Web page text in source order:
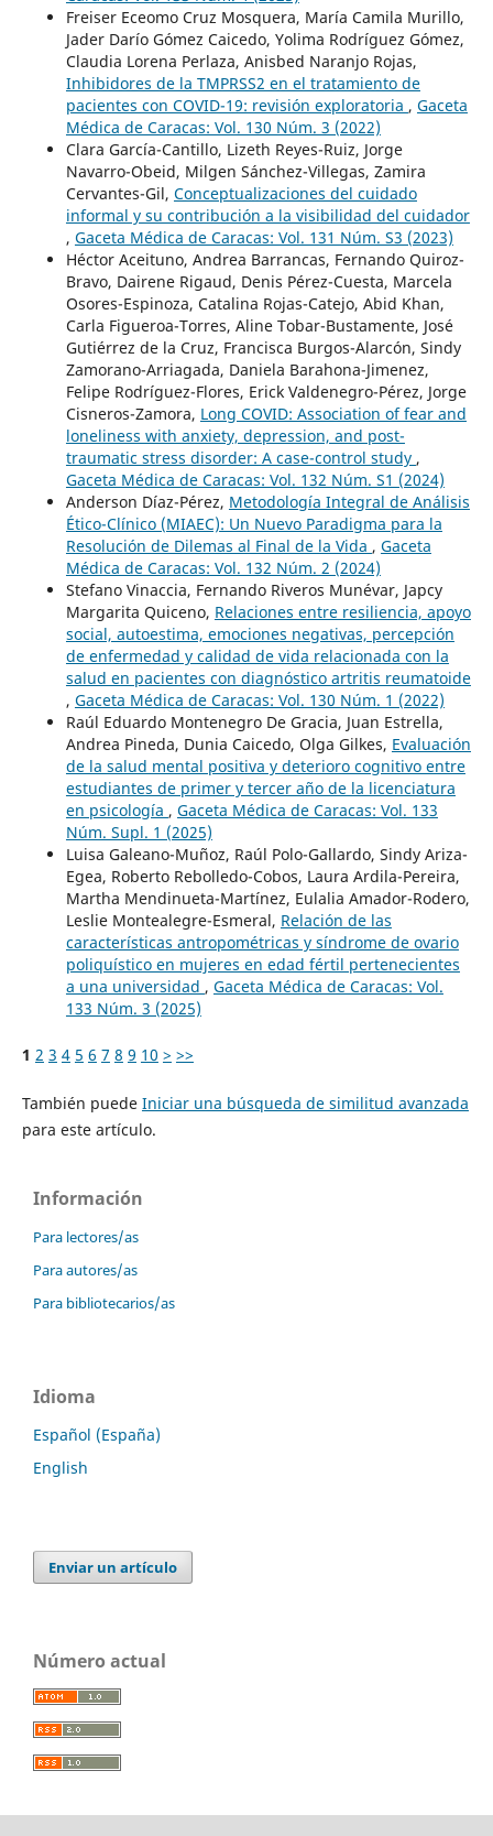
Freiser Eceomo Cruz Mosquera, María Camila Murillo,
Jader Darío Gómez Caicedo, Yolima Rodríguez Gómez,
Claudia Lorena Perlaza, Anisbed Naranjo Rojas,
Inhibidores de la TMPRSS2 en el tratamiento de
pacientes con COVID-19: revisión exploratoria , Gaceta
Médica de Caracas: Vol. 130 Núm. 3 (2022)
Clara García-Cantillo, Lizeth Reyes-Ruiz, Jorge
Navarro-Obeid, Milgen Sánchez-Villegas, Zamira
Cervantes-Gil, Conceptualizaciones del cuidado
informal y su contribución a la visibilidad del cuidador
, Gaceta Médica de Caracas: Vol. 131 Núm. S3 (2023)
Héctor Aceituno, Andrea Barrancas, Fernando Quiroz-
Bravo, Dairene Rigaud, Denis Pérez-Cuesta, Marcela
Osores-Espinoza, Catalina Rojas-Catejo, Abid Khan,
Carla Figueroa-Torres, Aline Tobar-Bustamente, José
Gutiérrez de la Cruz, Francisca Burgos-Alarcón, Sindy
Zamorano-Arriagada, Daniela Barahona-Jimenez,
Felipe Rodríguez-Flores, Erick Valdenegro-Pérez, Jorge
Cisneros-Zamora, Long COVID: Association of fear and
loneliness with anxiety, depression, and post-
traumatic stress disorder: A case-control study ,
Gaceta Médica de Caracas: Vol. 132 Núm. S1 (2024)
Anderson Díaz-Pérez, Metodología Integral de Análisis
Ético-Clínico (MIAEC): Un Nuevo Paradigma para la
Resolución de Dilemas al Final de la Vida , Gaceta
Médica de Caracas: Vol. 132 Núm. 2 (2024)
Stefano Vinaccia, Fernando Riveros Munévar, Japcy
Margarita Quiceno, Relaciones entre resiliencia, apoyo
social, autoestima, emociones negativas, percepción
de enfermedad y calidad de vida relacionada con la
salud en pacientes con diagnóstico artritis reumatoide
, Gaceta Médica de Caracas: Vol. 130 Núm. 1 (2022)
Raúl Eduardo Montenegro De Gracia, Juan Estrella,
Andrea Pineda, Dunia Caicedo, Olga Gilkes, Evaluación
de la salud mental positiva y deterioro cognitivo entre
estudiantes de primer y tercer año de la licenciatura
en psicología , Gaceta Médica de Caracas: Vol. 133
Núm. Supl. 1 (2025)
Luisa Galeano-Muñoz, Raúl Polo-Gallardo, Sindy Ariza-
Egea, Roberto Rebolledo-Cobos, Laura Ardila-Pereira,
Martha Mendinueta-Martínez, Eulalia Amador-Rodero,
Leslie Montealegre-Esmeral, Relación de las
características antropométricas y síndrome de ovario
poliquístico en mujeres en edad fértil pertenecientes
a una universidad , Gaceta Médica de Caracas: Vol.
133 Núm. 3 (2025)
1 2 3 4 5 6 7 8 9 10 > >>
También puede Iniciar una búsqueda de similitud avanzada
para este artículo.
Información
Para lectores/as
Para autores/as
Para bibliotecarios/as
Idioma
Español (España)
English
Enviar un artículo
Número actual